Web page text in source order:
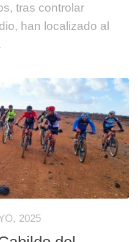
tras controlar
han localizado al
2025